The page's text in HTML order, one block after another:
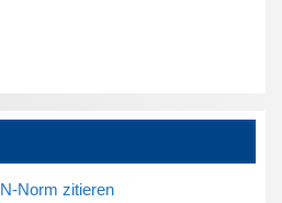
Norm zitieren